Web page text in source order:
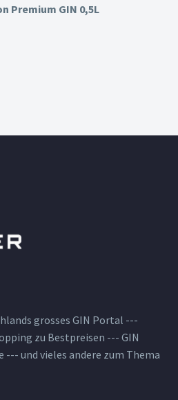
Premium GIN 0,5L
grosses GIN Portal ---
zu Bestpreisen --- GIN
und vieles andere zum Thema